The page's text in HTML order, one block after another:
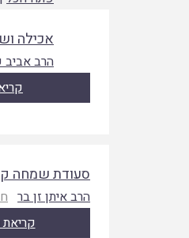
אכילה
הרב
סעודת שמחה
הרב איתן זן בר